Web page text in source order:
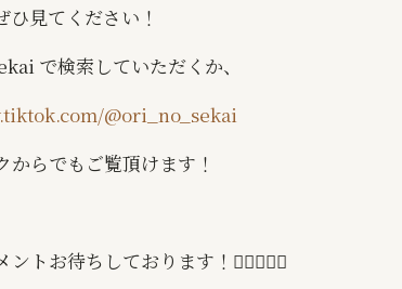
ひ見てください！
で検索していただくか、
@ori_no_sekai
らでもご覧頂けます！
トお待ちしております！🙇🏻‍♂️✨✨